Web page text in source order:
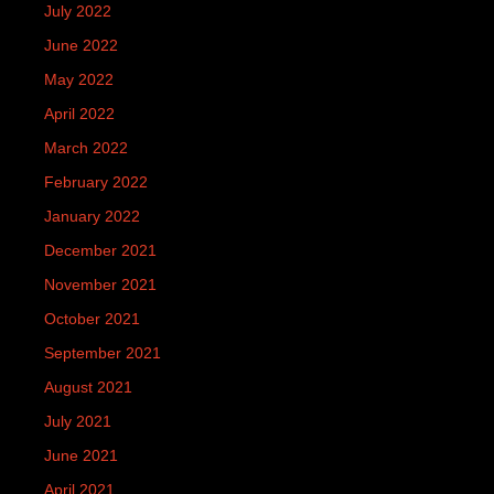
July 2022
June 2022
May 2022
April 2022
March 2022
February 2022
January 2022
December 2021
November 2021
October 2021
September 2021
August 2021
July 2021
June 2021
April 2021